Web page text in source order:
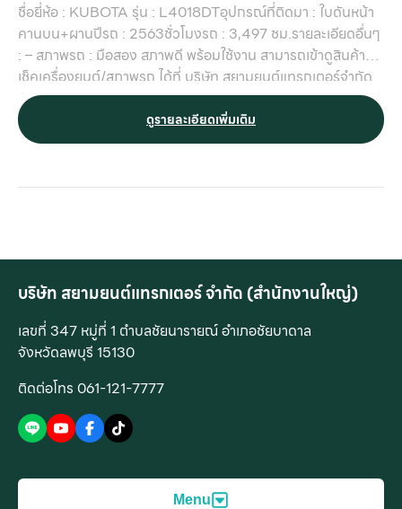
ชื่อยี่ห้อ : KUBOTA รุ่น : L4018DTอุปกรณ์ที่ติดมา : ใบดันหน้า
คานบน+ผานปีรถ : 2563ชั่วโมงรถ : 3,497 ชม.รายละเอียดอื่นๆ
: – สภาพรถ : มือสอง สภาพดี พร้อมใช้งาน สามารถเข้าดูสินค้า
เช็คเครื่องยนต์/สภาพรถ ได้ที่ บริษัท สยามยนต์แทรกเตอร์จำกัด
สาขาลำนารายณ์ ติดต่อ เซลล์เต๋า 061-385-6288 / เซลล์ตี๋
083-224-3522 , 089-801-8870
ดูรายละเอียดเพิ่มเติม
บริษัท สยามยนต์แทรกเตอร์ จำกัด (สำนักงานใหญ่)
เลขที่ 347 หมู่ที่ 1 ตำบลชัยนารายณ์ อำเภอชัยบาดาล
จังหวัดลพบุรี 15130
ติดต่อโทร 061-121-7777
Menu